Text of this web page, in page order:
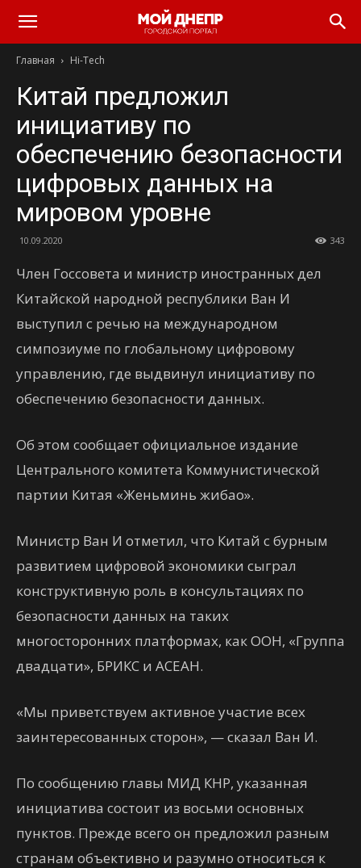
Главная Hi-Tech
Китай предложил
инициативу по
обеспечению безопасности
цифровых данных на
мировом уровне
10.09.2020 343
Член Госсовета и министр иностранных дел
Китайской народной республики Ван И
выступил с речью на международном
симпозиуме по глобальному цифровому
управлению, где выдвинул инициативу по
обеспечению безопасности данных.
Об этом сообщает официальное издание
Центрального комитета Коммунистической
партии Китая «Женьминь жибао».
Министр Ван И отметил, что Китай с бурным
развитием цифровой экономики сыграл
конструктивную роль в консультациях по
безопасности данных на таких
многосторонних платформах, как ООН, «Группа
двадцати», БРИКС и АСЕАН.
«Мы приветствуем активное участие всех
заинтересованных сторон», — сказал Ван И.
По сообщению главы МИД КНР, указанная
инициатива состоит из восьми основных
пунктов. Прежде всего он предложил разным
странам объективно и разумно относиться к